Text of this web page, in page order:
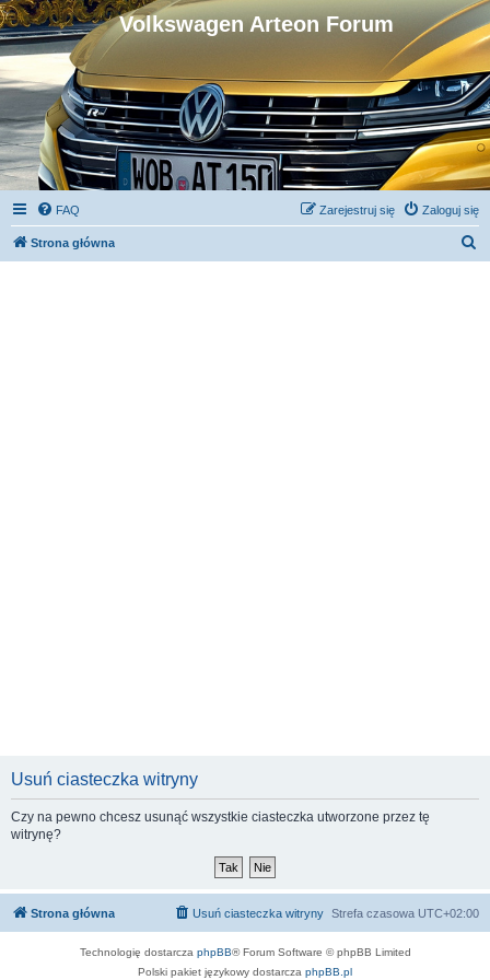
Volkswagen Arteon Forum
FAQ Zaloguj się
Zarejestruj się
Strona główna
Usuń ciasteczka witryny
Czy na pewno chcesz usunąć wszystkie ciasteczka utworzone przez tę
witrynę?
Strona główna Strefa czasowa UTC+02:00
Usuń ciasteczka witryny
Technologię dostarcza phpBB® Forum Software © phpBB Limited
Polski pakiet językowy dostarcza phpBB.pl